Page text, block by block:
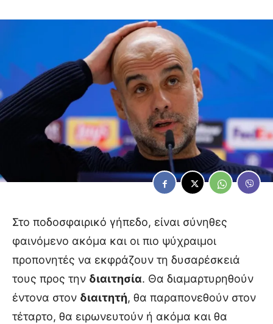
Στο ποδοσφαιρικό γήπεδο, είναι σύνηθες
φαινόμενο ακόμα και οι πιο ψύχραιμοι
προπονητές να εκφράζουν τη δυσαρέσκειά
τους προς την διαιτησία. Θα διαμαρτυρηθούν
έντονα στον διαιτητή, θα παραπονεθούν στον
τέταρτο, θα ειρωνευτούν ή ακόμα και θα